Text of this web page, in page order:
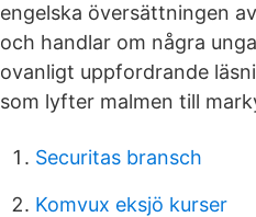
engelska översättningen
och handlar om några
ovanligt uppfordrande
som lyfter malmen till
Securitas bransch
Komvux eksjö kurser